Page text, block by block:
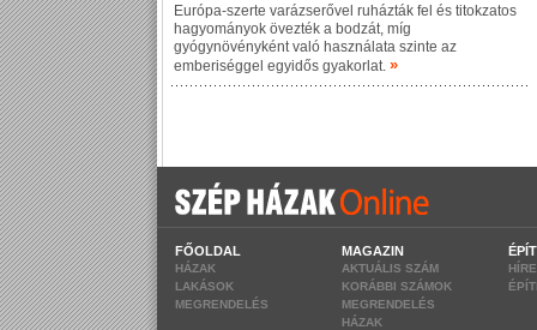
Európa-szerte varázserővel ruházták fel és titokzatos
hagyományok övezték a bodzát, míg
gyógynövényként való használata szinte az
emberiséggel egyidős gyakorlat. »
FŐOLDAL
HÁZAK
LAKÁSOK
MEGRENDELÉS
MAGAZIN
AKTUÁLIS SZÁM
KORÁBBI SZÁMOK
MEGRENDELÉS
HÁZAK